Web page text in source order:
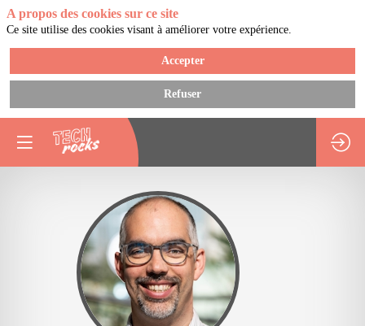
SG
A propos des cookies sur ce site
Ce site utilise des cookies visant à améliorer votre expérience.
Accepter
Refuser